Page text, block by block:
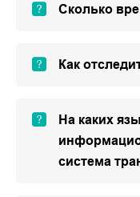
Сколько
Как
На каких
система